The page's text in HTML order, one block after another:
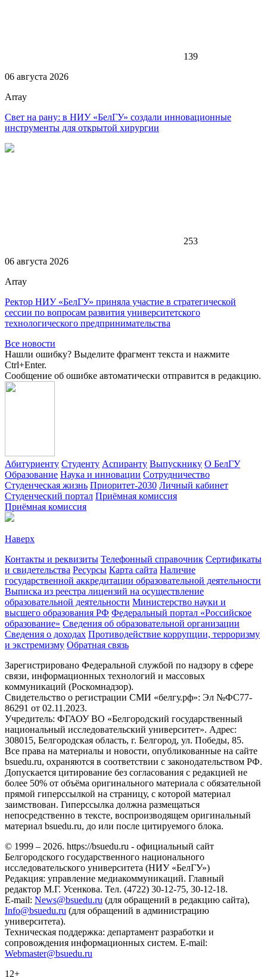
139
06 августа 2026
Array
Свет на рану: в НИУ «БелГУ» создали инновационные
инструменты для открытой хирургии
253
06 августа 2026
Array
Ректор НИУ «БелГУ» приняла участие в стратегической
сессии по вопросам развития университетского
технологического предпринимательства
Все новости
Нашли ошибку? Выделите фрагмент текста и нажмите
Ctrl+Enter.
Сообщение об ошибке автоматически отправится в редакцию.
Абитуриенту Студенту Аспиранту Выпускнику О БелГУ
Образование Наука и инновации Сотрудничество
Студенческая жизнь Приоритет-2030 Личный кабинет
Студенческий портал Приёмная комиссия
Приёмная комиссия
Наверх
Контакты и реквизиты Телефонный справочник Сертификаты
и свидетельства Ресурсы Карта сайта Наличие
государственной аккредитации образовательной деятельности
Выписка из реестра лицензий на осуществление
образовательной деятельности Министерствo науки и
высшего образования РФ Федеральный портал «Российское
образование» Сведения об образовательной организации
Сведения о доходах Противодействие коррупции, терроризму
и экстремизму Обратная связь
Зарегистрировано Федеральной службой по надзору в сфере
связи, информационных технологий и массовых
коммуникаций (Роскомнадзор).
Свидетельство о регистрации СМИ «белгу.рф»: Эл №ФС77-
86291 от 02.11.2023.
Учредитель: ФГАОУ ВО «Белгородский государственный
национальный исследовательский университет». Адрес:
308015, Белгородская область, г. Белгород, ул. Победы, 85.
Все права на материалы и новости, опубликованные на сайте
bsuedu.ru, охраняются в соответствии с законодательством РФ.
Допускается цитирование без согласования с редакцией не
более 50% от объёма оригинального материала с обязательной
прямой гиперссылкой на страницу, с которой материал
заимствован. Гиперссылка должна размещаться
непосредственно в тексте, воспроизводящем оригинальный
материал bsuedu.ru, до или после цитируемого блока.
© 1999 – 2026. https://bsuedu.ru - официальный сайт
Белгородского государственного национального
исследовательского университета (НИУ «БелГУ»)
Редакция: управление медиакоммуникаций. Главный
редактор М.Г. Усенкова. Тел. (4722) 30-12-75, 30-12-18.
E-mail: News@bsuedu.ru (для обращений в редакцию сайта),
Info@bsuedu.ru (для обращений в администрацию
университета).
Техническая поддержка: департамент разработки и
сопровождения информационных систем. E-mail:
Webmaster@bsuedu.ru
12+